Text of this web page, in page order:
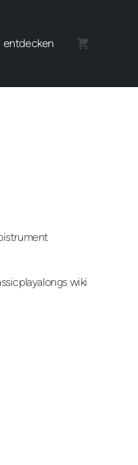
entdecken
wiki